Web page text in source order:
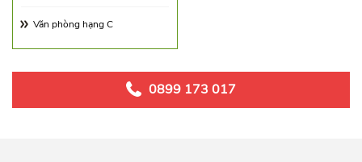
Văn phòng hạng C
0899 173 017